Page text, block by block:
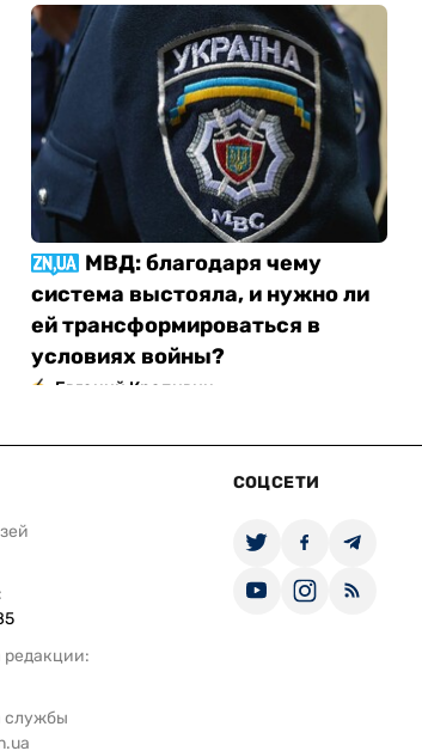
МВД: благодаря чему
система выстояла, и нужно ли
ей трансформироваться в
условиях войны?
Евгений Крапивин
редакции:
службы
СОЦСЕТИ